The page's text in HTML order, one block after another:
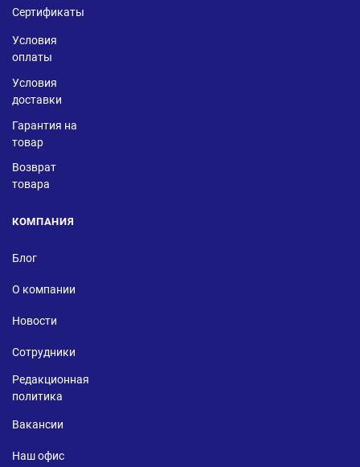
Сертификаты
Условия
оплаты
Условия
доставки
Гарантия на
товар
Возврат
товара
КОМПАНИЯ
Блог
О компании
Новости
Сотрудники
Редакционная
политика
Вакансии
Наш офис